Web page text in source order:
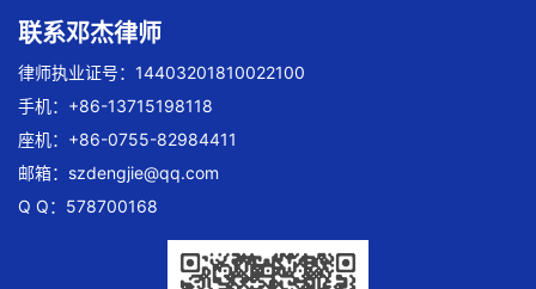
联系邓杰律师
律师执业证号：14403201810022100
手机：+86-13715198118
座机：+86-0755-82984411
邮箱： szdengjie@qq.com
Q Q：578700168